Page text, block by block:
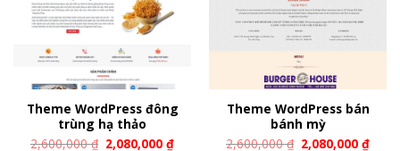
Theme WordPress đông
trùng hạ thảo
2,600,000₫ 2,080,000₫
Theme WordPress bán
bánh mỳ
2,600,000₫ 2,080,000₫